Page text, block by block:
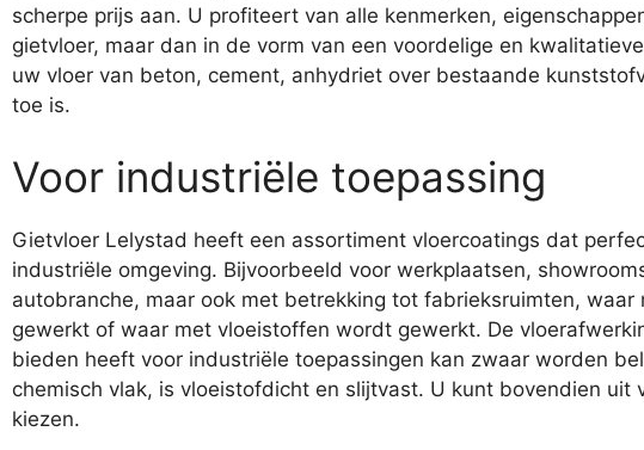
scherpe prijs aan. U profiteert van alle kenmerken,
gietvloer, maar dan in de vorm van een voordelige en
uw vloer van beton, cement, anhydriet over bestaande
toe is.
Voor industriële toepassing
Gietvloer Lelystad heeft een assortiment vloercoatings dat
industriële omgeving. Bijvoorbeeld voor werkplaatsen,
autobranche, maar ook met betrekking tot fabrieksruimten,
gewerkt of waar met vloeistoffen wordt gewerkt. De
bieden heeft voor industriële toepassingen kan zwaar worden
chemisch vlak, is vloeistofdicht en slijtvast. U kunt bovendien uit
kiezen.